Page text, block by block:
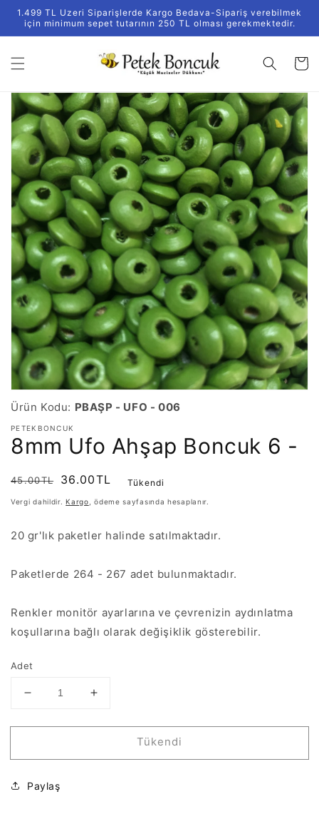
İçeriğe
atla
1.499 TL Uzeri Siparişlerde Kargo Bedava-Sipariş verebilmek
için minimum sepet tutarının 250 TL olması gerekmektedir.
Sepet
Ürün
bilgisine
atla
Medya
1
galeri
görünümünde
aç
Ürün Kodu: PBAŞP - UFO - 006
PETEKBONCUK
8mm Ufo Ahşap Boncuk 6 -
Normal
fiyat
45.00TL
İndirimli
fiyat
36.00TL Tükendi
Vergi dahildir.Kargo , ödeme sayfasında hesaplanır.
20 gr'lık paketler halinde satılmaktadır.
Paketlerde 264 - 267 adet bulunmaktadır.
Renkler monitör ayarlarına ve çevrenizin aydınlatma
koşullarına bağlı olarak değişiklik gösterebilir.
Adet
Ahşap
6
için
8mm
Ahşap
6
Tükendi
Paylaş